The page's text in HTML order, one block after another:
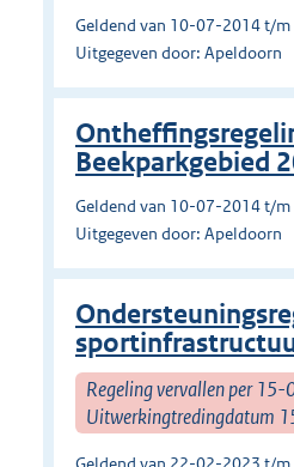
Geldend van 10-07-2014 t/m
Uitgegeven door: Apeldoorn
Beekparkgebied
Geldend van 10-07-2014 t/m
Uitgegeven door: Apeldoorn
Regeling vervallen per
Uitwerkingtredingdatum